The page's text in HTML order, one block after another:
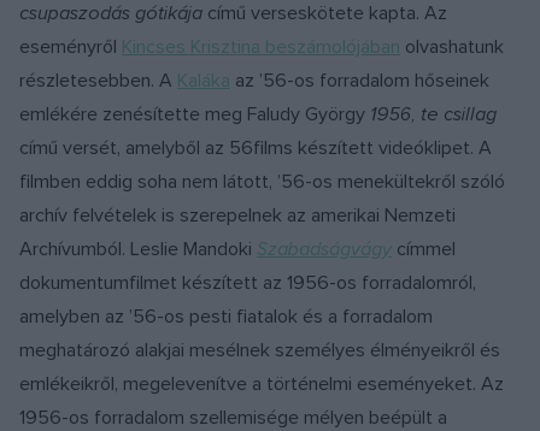
csupaszodás gótikája című verseskötete kapta. Az
eseményről Kincses Krisztina beszámolójában olvashatunk
részletesebben. A Kaláka az ’56-os forradalom hőseinek
emlékére zenésítette meg Faludy György 1956, te csillag
című versét, amelyből az 56films készített videóklipet. A
filmben eddig soha nem látott, ’56-os menekültekről szóló
archív felvételek is szerepelnek az amerikai Nemzeti
Archívumból. Leslie Mandoki Szabadságvágy címmel
dokumentumfilmet készített az 1956-os forradalomról,
amelyben az ’56-os pesti fiatalok és a forradalom
meghatározó alakjai mesélnek személyes élményeikről és
emlékeikről, megelevenítve a történelmi eseményeket. Az
1956-os forradalom szellemisége mélyen beépült a